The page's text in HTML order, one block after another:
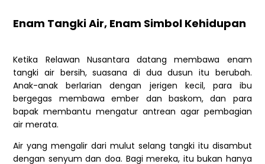
Enam Tangki Air, Enam Simbol Kehidupan
Ketika Relawan Nusantara datang membawa enam
tangki air bersih, suasana di dua dusun itu berubah.
Anak-anak berlarian dengan jerigen kecil, para ibu
bergegas membawa ember dan baskom, dan para
bapak membantu mengatur antrean agar pembagian
air merata.
Air yang mengalir dari mulut selang tangki itu disambut
dengan senyum dan doa. Bagi mereka, itu bukan hanya